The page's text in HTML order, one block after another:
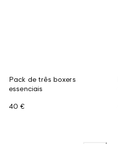
Pack de três boxers
essenciais
40 €